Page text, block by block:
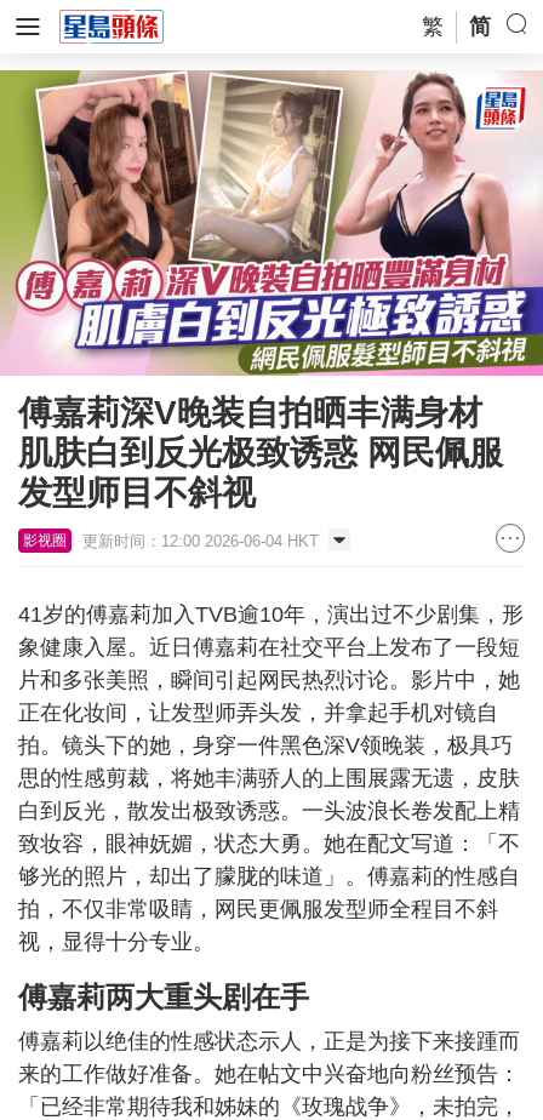
繁 简
傅嘉莉深V晚装自拍晒丰满身材
肌肤白到反光极致诱惑 网民佩服
发型师目不斜视
影视圈 更新时间：12:00 2026-06-04 HKT
41岁的傅嘉莉加入TVB逾10年，演出过不少剧集，形
象健康入屋。近日傅嘉莉在社交平台上发布了一段短
片和多张美照，瞬间引起网民热烈讨论。影片中，她
正在化妆间，让发型师弄头发，并拿起手机对镜自
拍。镜头下的她，身穿一件黑色深V领晚装，极具巧
思的性感剪裁，将她丰满骄人的上围展露无遗，皮肤
白到反光，散发出极致诱惑。一头波浪长卷发配上精
致妆容，眼神妩媚，状态大勇。她在配文写道：「不
够光的照片，却出了朦胧的味道」。傅嘉莉的性感自
拍，不仅非常吸睛，网民更佩服发型师全程目不斜
视，显得十分专业。
傅嘉莉两大重头剧在手
傅嘉莉以绝佳的性感状态示人，正是为接下来接踵而
来的工作做好准备。她在帖文中兴奋地向粉丝预告：
「已经非常期待我和姊妹的《玫瑰战争》，未拍完，